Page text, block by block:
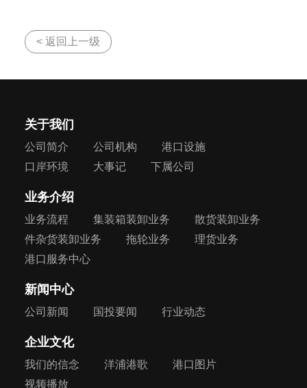
< 返回上一级
关于我们
公司简介 公司机构
港口设施
口岸环境
大事记 下属公司
业务介绍
业务流程 集装箱装卸业务
散货装卸业务
件杂货装卸业务
拖轮业务
理货业务
港口服务中心
新闻中心
公司新闻 国投要闻 行业动态
企业文化
我们的信念 洋浦港歌
港口图片
视频播放